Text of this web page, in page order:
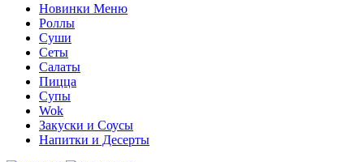
Новинки Меню
Роллы
Суши
Сеты
Салаты
Пицца
Супы
Wok
Закуски и Соусы
Напитки и Десерты